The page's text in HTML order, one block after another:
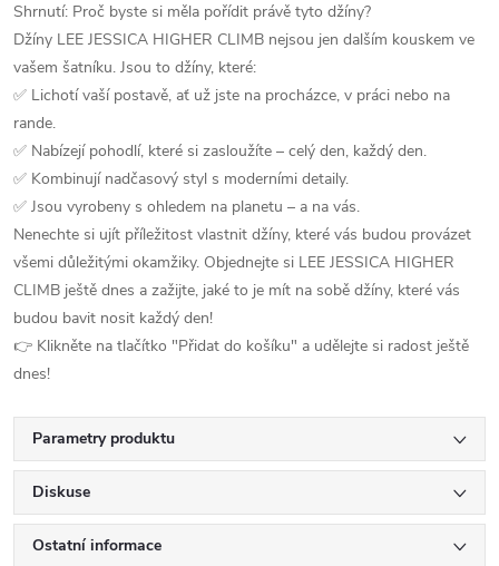
Shrnutí: Proč byste si měla pořídit právě tyto džíny?
Džíny LEE JESSICA HIGHER CLIMB nejsou jen dalším kouskem ve
vašem šatníku. Jsou to džíny, které:
✅ Lichotí vaší postavě, ať už jste na procházce, v práci nebo na
rande.
✅ Nabízejí pohodlí, které si zasloužíte – celý den, každý den.
✅ Kombinují nadčasový styl s moderními detaily.
✅ Jsou vyrobeny s ohledem na planetu – a na vás.
Nenechte si ujít příležitost vlastnit džíny, které vás budou provázet
všemi důležitými okamžiky. Objednejte si LEE JESSICA HIGHER
CLIMB ještě dnes a zažijte, jaké to je mít na sobě džíny, které vás
budou bavit nosit každý den!
👉 Klikněte na tlačítko "Přidat do košíku" a udělejte si radost ještě
dnes!
Parametry produktu
Diskuse
Ostatní informace